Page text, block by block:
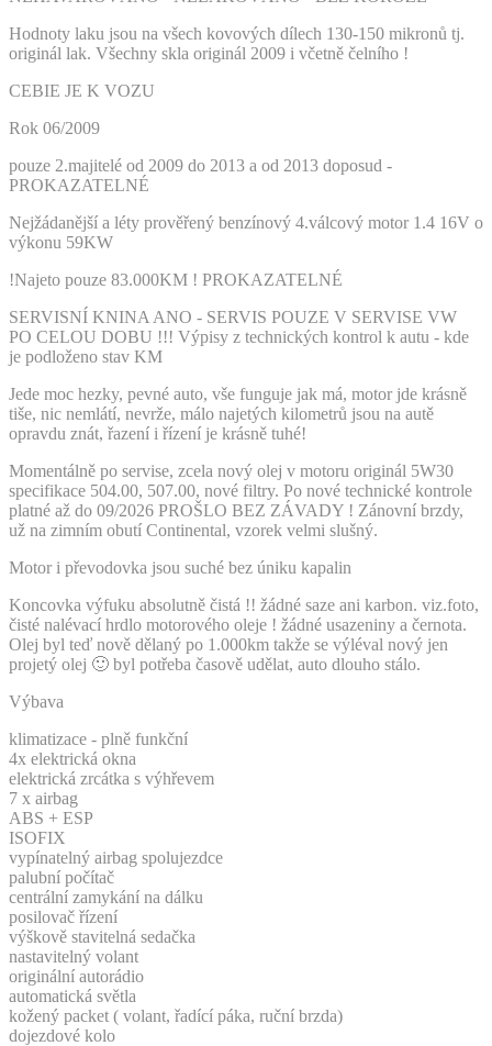
Hodnoty laku jsou na všech kovových dílech 130-150 mikronů tj.
originál lak. Všechny skla originál 2009 i včetně čelního !
CEBIE JE K VOZU
Rok 06/2009
pouze 2.majitelé od 2009 do 2013 a od 2013 doposud -
PROKAZATELNÉ
Nejžádanější a léty prověřený benzínový 4.válcový motor 1.4 16V o
výkonu 59KW
!Najeto pouze 83.000KM ! PROKAZATELNÉ
SERVISNÍ KNINA ANO - SERVIS POUZE V SERVISE VW
PO CELOU DOBU !!! Výpisy z technických kontrol k autu - kde
je podloženo stav KM
Jede moc hezky, pevné auto, vše funguje jak má, motor jde krásně
tiše, nic nemlátí, nevrže, málo najetých kilometrů jsou na autě
opravdu znát, řazení i řízení je krásně tuhé!
Momentálně po servise, zcela nový olej v motoru originál 5W30
specifikace 504.00, 507.00, nové filtry. Po nové technické kontrole
platné až do 09/2026 PROŠLO BEZ ZÁVADY ! Zánovní brzdy,
už na zimním obutí Continental, vzorek velmi slušný.
Motor i převodovka jsou suché bez úniku kapalin
Koncovka výfuku absolutně čistá !! žádné saze ani karbon. viz.foto,
čisté nalévací hrdlo motorového oleje ! žádné usazeniny a černota.
Olej byl teď nově dělaný po 1.000km takže se výléval nový jen
projetý olej 🙂 byl potřeba časově udělat, auto dlouho stálo.
Výbava
klimatizace - plně funkční
4x elektrická okna
elektrická zrcátka s výhřevem
7 x airbag
ABS + ESP
ISOFIX
vypínatelný airbag spolujezdce
palubní počítač
centrální zamykání na dálku
posilovač řízení
výškově stavitelná sedačka
nastavitelný volant
originální autorádio
automatická světla
kožený packet ( volant, řadící páka, ruční brzda)
dojezdové kolo